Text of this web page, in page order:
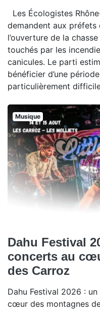
Les Écologistes
demandent aux
l’ouverture de la
touchés par les
canicules. Le parti
bénéficier d’une
particulièrement
Musique
Dahu Festival
concerts au
des Carroz
Dahu Festival 2026 :
cœur des montagnes